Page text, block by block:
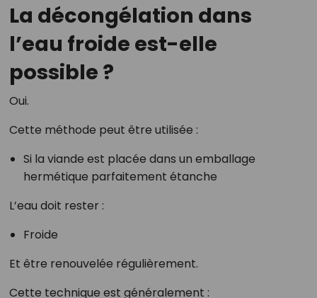
La décongélation dans
l’eau froide est-elle
possible ?
Oui.
Cette méthode peut être utilisée :
Si la viande est placée dans un emballage
hermétique parfaitement étanche
L’eau doit rester :
Froide
Et être renouvelée régulièrement.
Cette technique est généralement :